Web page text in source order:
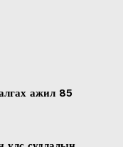
ажил 85